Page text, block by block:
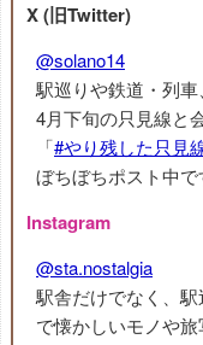
X (旧Twitter)
@solano14
駅巡りや鉄道・列
4月下旬の只見線と
「#やり残した只見
ぼちぼちポスト中で
Instagram
@sta.nostalgia
駅舎だけでなく、
で懐かしいモノや旅